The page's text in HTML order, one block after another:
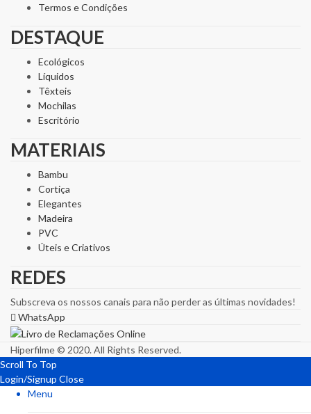
Termos e Condições
DESTAQUE
Ecológicos
Líquidos
Têxteis
Mochilas
Escritório
MATERIAIS
Bambu
Cortiça
Elegantes
Madeira
PVC
Úteis e Criativos
REDES
Subscreva os nossos canais para não perder as últimas novidades!
WhatsApp
Hiperfilme © 2020. All Rights Reserved.
Scroll To Top
Login/Signup Close
Menu